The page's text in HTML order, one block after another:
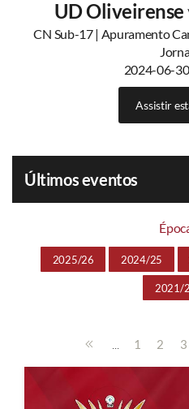
UD Oliveirense
CN Sub-17 | Apuramento
2024-06-
Assistir
Últimos eventos
2025/26 2024/25
2021/
... 1 2 3